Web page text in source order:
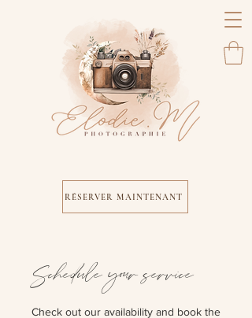
RÉSERVER MAINTENANT
Schedule your service
Check out our availability and book the